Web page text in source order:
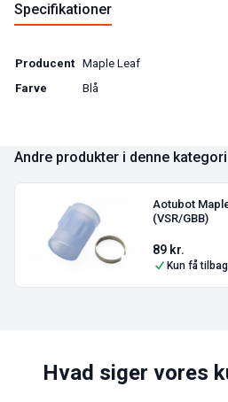
Specifikationer
Producent Maple Leaf
Farve
Blå
Andre produkter i denne kategori
Aotubot
(VSR/GBB)
89 kr.
Kun få
Hvad siger vores